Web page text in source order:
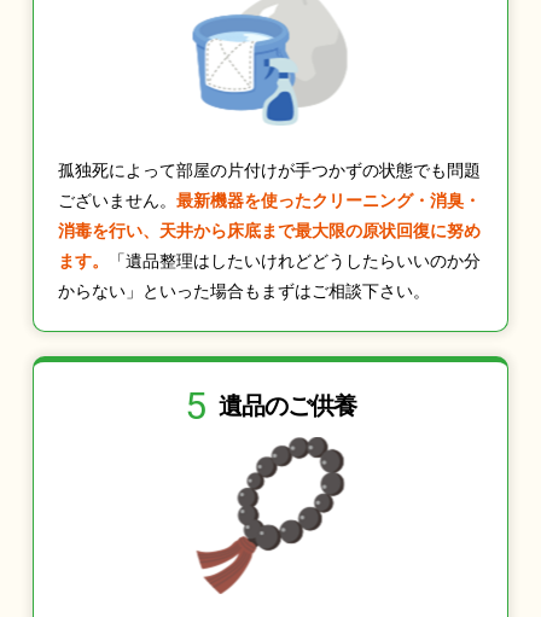
孤独死によって部屋の片付けが手つかずの状態でも問題
ございません。 最新機器を使ったクリーニング・消臭・
消毒を行い、天井から床底まで最大限の原状回復に努め
ます。
「遺品整理はしたいけれどどうしたらいいのか分
からない」といった場合もまずはご相談下さい。
5 遺品のご供養